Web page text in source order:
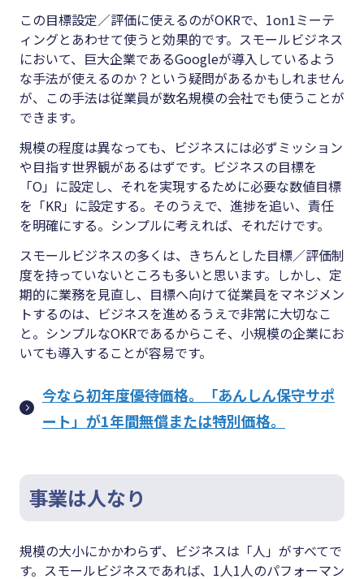
この目標設定／評価に使えるのがOKRで、1on1ミーテ
ィングとあわせて使うと効果的です。スモールビジネス
において、巨大企業であるGoogleが導入しているよう
な手法が使えるのか？という疑問があるかもしれません
が、この手法は従業員が数名規模の会社でも使うことが
できます。
規模の程度は異なっても、ビジネスには必ずミッション
や目指す世界観があるはずです。ビジネスの目標を
「O」に設定し、それを実現するために必要な数値目標
を「KR」に設定する。そのうえで、進捗を追い、責任
を明確にする。シンプルに考えれば、それだけです。
スモールビジネスの多くは、きちんとした目標／評価制
度を持っていないところも多いと思います。しかし、定
期的に業務を見直し、目標へ向けて従業員をマネジメン
トするのは、ビジネスを進めるうえで非常に大切なこ
と。シンプルなOKRであるからこそ、小規模の企業にお
いても導入することが容易です。
今なら初年度優待価格。「あんしん保守サポ
ート」が1年間無償または特別価格。
事業は人なり
規模の大小にかかわらず、ビジネスは「人」がすべてで
す。スモールビジネスであれば、1人1人のパフォーマン